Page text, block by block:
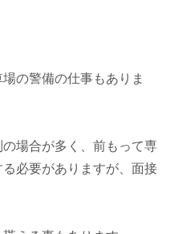
の警備の仕事もありま
場合が多く、前もって専
必要がありますが、面接